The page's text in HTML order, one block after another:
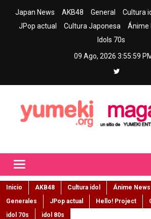
Japan News AKB48 General Cultura
JPop actual
Cultura Japonesa Ánime
Idols 70s
09 Ago, 2026 3:56:00
Inicio AKB48 Cultura idol Ánime News
Generales
JPop actual Hello! Project
idol 70s
idol 80s